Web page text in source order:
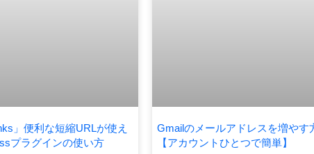
」便利な短縮URLが使え
プラグインの使い方
Gmailのメールアドレスを増やす
【アカウントひとつで簡単】